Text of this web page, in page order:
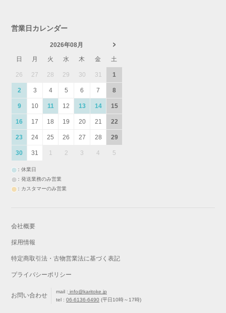
営業日カレンダー
2026年08月
日
月 火 水 木 金 土
26 27 28 29 30 31 1
2 3 4 5 6 7 8
9 10 11 12 13 14 15
16 17 18 19 20 21 22
23 24 25 26 27 28 29
30 31 1 2 3 4 5
：休業日
：発送業務のみ営業
：カスタマーのみ営業
会社概要
採用情報
特定商取引法・古物営業法に基づく表記
プライバシーポリシー
お問い合わせ
mail : info@karitoke.jp
tel :06-6136-6490 (平日10時～17時)